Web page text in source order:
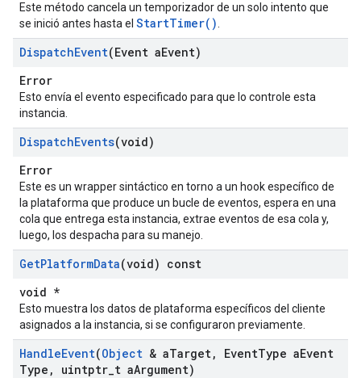
Este método cancela un temporizador de un solo intento que
se inició antes hasta el StartTimer()
DispatchEvent(Event aEvent)
Error
Esto envía el evento especificado para que lo controle esta
instancia.
DispatchEvents(void)
Error
Este es un wrapper sintáctico en torno a un hook específico de
la plataforma que produce un bucle de eventos, espera en una
cola que entrega esta instancia, extrae eventos de esa cola y,
luego, los despacha para su manejo.
GetPlatformData(void) const
void *
Esto muestra los datos de plataforma específicos del cliente
asignados a la instancia, si se configuraron previamente.
HandleEvent(Object & aTarget, EventType aEvent
Type , uintptr t aArgument)